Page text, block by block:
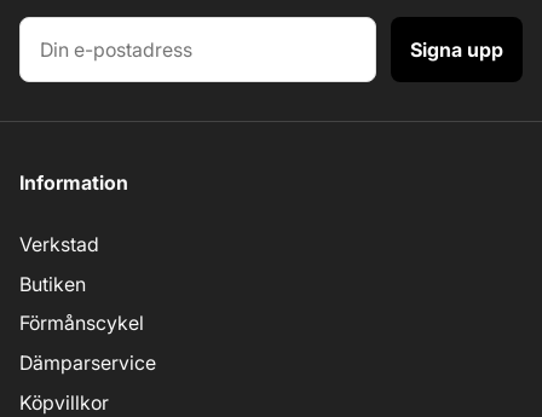
Signa upp
Information
Verkstad
Butiken
Förmånscykel
Dämparservice
Köpvillkor